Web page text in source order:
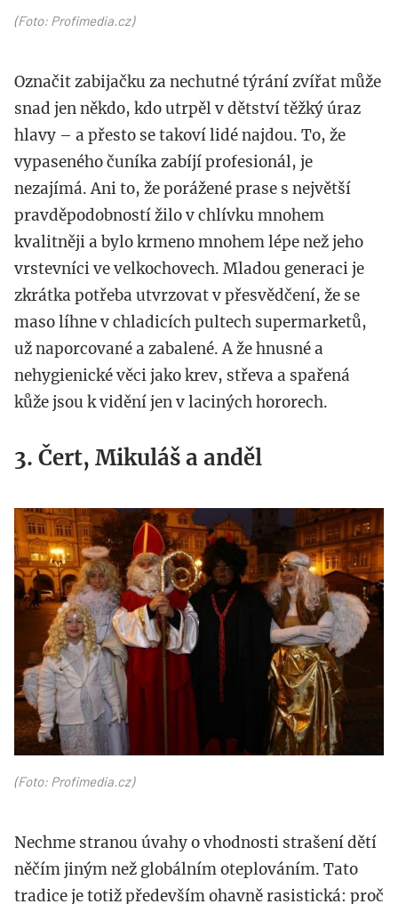
(Foto: Profimedia.cz)
Označit zabijačku za nechutné týrání zvířat může
snad jen někdo, kdo utrpěl v dětství těžký úraz
hlavy – a přesto se takoví lidé najdou. To, že
vypaseného čuníka zabíjí profesionál, je
nezajímá. Ani to, že porážené prase s největší
pravděpodobností žilo v chlívku mnohem
kvalitněji a bylo krmeno mnohem lépe než jeho
vrstevníci ve velkochovech. Mladou generaci je
zkrátka potřeba utvrzovat v přesvědčení, že se
maso líhne v chladicích pultech supermarketů,
už naporcované a zabalené. A že hnusné a
nehygienické věci jako krev, střeva a spařená
kůže jsou k vidění jen v laciných hororech.
3. Čert, Mikuláš a anděl
profimedia-
0307724625.jpg
(Foto: Profimedia.cz)
Nechme stranou úvahy o vhodnosti strašení dětí
něčím jiným než globálním oteplováním. Tato
tradice je totiž především ohavně rasistická: proč